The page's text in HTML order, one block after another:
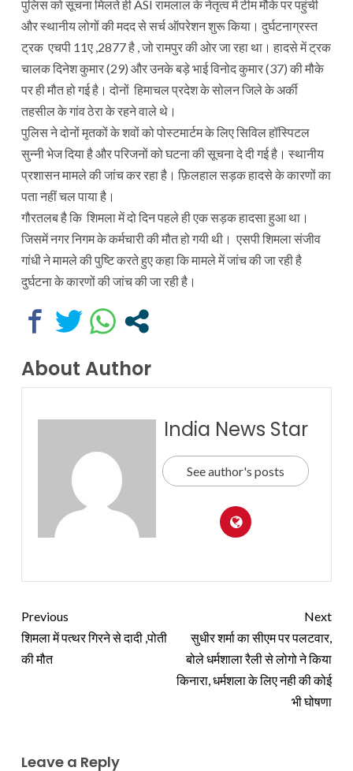
पुलिस को सूचना मिलते ही ASI रामलाल के नेतृत्व में टीम मौके पर पहुंची
और स्थानीय लोगों की मदद से सर्च ऑपरेशन शुरू किया। दुर्घटनाग्रस्त
ट्रक एचपी 11ए ,2877 है , जो रामपुर की ओर जा रहा था। हादसे में ट्रक
चालक दिनेश कुमार (29) और उनके बड़े भाई विनोद कुमार (37) की मौके
पर ही मौत हो गई है। दोनों हिमाचल प्रदेश के सोलन जिले के अर्की
तहसील के गांव ठेरा के रहने वाले थे।
पुलिस ने दोनों मृतकों के शवों को पोस्टमार्टम के लिए सिविल हॉस्पिटल
सुन्नी भेज दिया है और परिजनों को घटना की सूचना दे दी गई है। स्थानीय
प्रशासन मामले की जांच कर रहा है। फ़िलहाल सड़क हादसे के कारणों का
पता नहीं चल पाया है।
गौरतलब है कि शिमला में दो दिन पहले ही एक सड़क हादसा हुआ था।
जिसमें नगर निगम के कर्मचारी की मौत हो गयी थी। एसपी शिमला संजीव
गांधी ने मामले की पुष्टि करते हुए कहा कि मामले में जांच की जा रही है
दुर्घटना के कारणों की जांच की जा रही है।
About Author
India News Star
See author's posts
Previous
शिमला में पत्थर गिरने से दादी ,पोती
की मौत
Next
सुधीर शर्मा का सीएम पर पलटवार,
बोले धर्मशाला रैली से लोगो ने किया
किनारा, धर्मशला के लिए नही की कोई
भी घोषणा
Leave a Reply